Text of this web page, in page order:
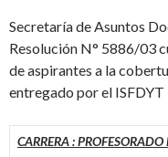
Secretaría de Asuntos
Resolución N° 5886/03
de aspirantes a la
entregado por el
CARRERA :